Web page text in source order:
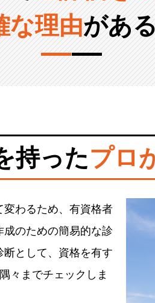
な理由があ
持ったプロ
わるため、有資格者
のための簡易的な診
として、資格を有す
々までチェックしま